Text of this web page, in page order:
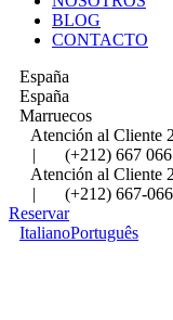
BLOG
CONTACTO
España
España
Marruecos
Atención al Cliente
|
(+212) 667
Atención al Cliente
|
(+212) 667-
Reservar
ItalianoPortuguês